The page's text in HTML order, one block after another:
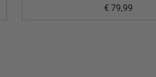
€ 79,99